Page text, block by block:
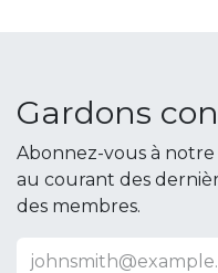
Gardons
Abonnez-vous à
au courant des
des membres.